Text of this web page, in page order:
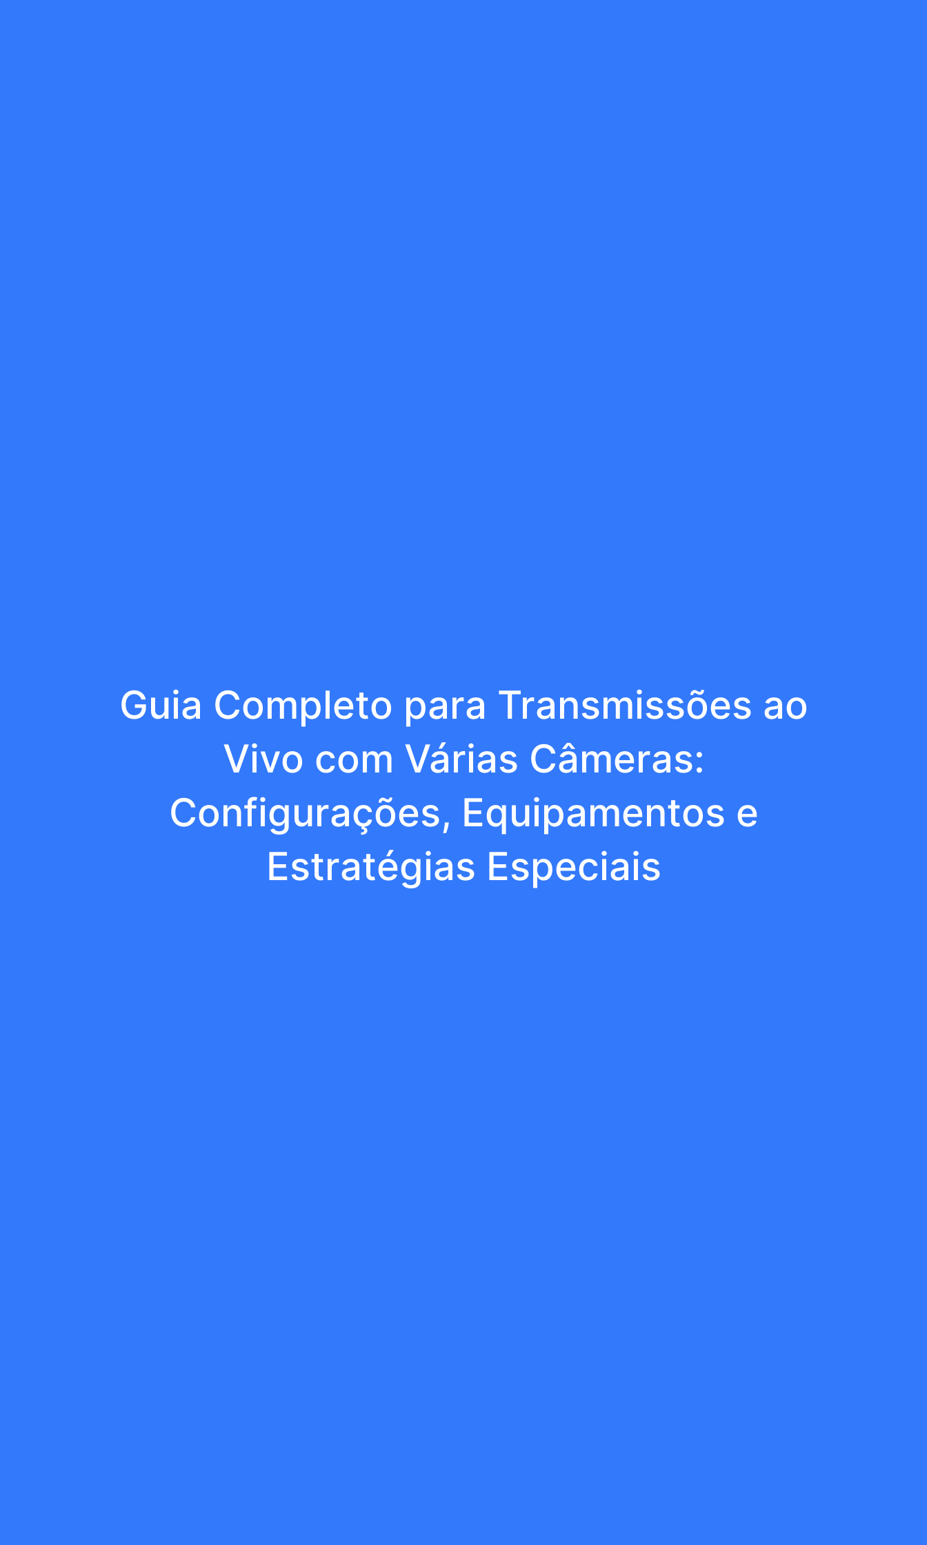
Guia Completo para Transmissões ao
Vivo com Várias Câmeras:
Configurações, Equipamentos e
Estratégias Especiais